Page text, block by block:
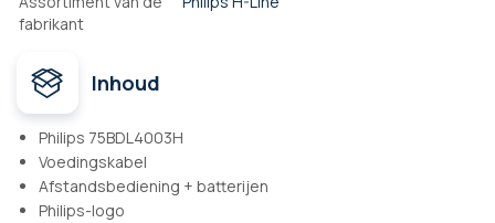
fabrikant
Inhoud
Philips 75BDL4003H
Voedingskabel
Afstandsbediening + batterijen
Philips-logo